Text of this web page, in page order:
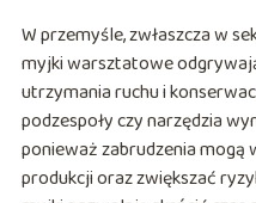
W przemyśle, zwłaszcza w
myjki warsztatowe
utrzymania ruchu i
podzespoły czy narzędzia
ponieważ zabrudzenia
produkcji oraz zwiększać